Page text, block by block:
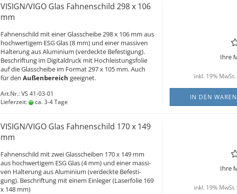
VI­SIGN/VIGO Glas Fah­nen­schild 298 x 106
mm
Fah­nen­schild mit einer Glas­schei­be 298 x 106 mm aus
hoch­wer­ti­gem ESG Glas (8 mm) und einer mas­si­ven
Hal­te­rung aus Alu­mi­ni­um (ver­deck­te Be­fes­ti­gung).
Be­schrif­tung im Di­gi­tal­druck mit Hoch­leis­tungs­fo­lie
auf die Glas­schei­be im For­mat 297 x 105 mm. Auch
für den Au­ßen­be­reich ge­eig­net.
Art.Nr.: VS 41-03-01
Lieferzeit:
ca. 3-4 Tage
Ihre
inkl. 19% MwSt.
IN DEN
VI­SIGN/VIGO Glas Fah­nen­schild 170 x 149
mm
Fah­nen­schild mit zwei Glas­schei­ben 170 x 149 mm
aus hoch­wer­ti­gem ESG Glas (4 mm) und einer mas­si­
ven Hal­te­rung aus Alu­mi­ni­um (ver­deck­te Be­fes­ti­
gung). Be­schrif­tung mit einem Ein­le­ger (La­ser­fo­lie 169
x 148 mm)
Ihre
inkl. 19% MwSt.